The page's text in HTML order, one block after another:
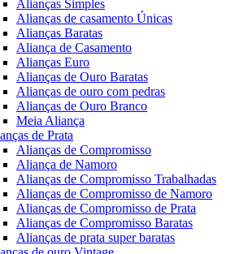
Alianças Simples
Alianças de casamento Únicas
Alianças Baratas
Aliança de Casamento
Alianças Euro
Alianças de Ouro Baratas
Alianças de ouro com pedras
Alianças de Ouro Branco
Meia Aliança
de Prata
Alianças de Compromisso
Aliança de Namoro
Alianças de Compromisso Trabalhadas
Alianças de Compromisso de Namoro
Alianças de Compromisso de Prata
Alianças de Compromisso Baratas
Alianças de prata super baratas